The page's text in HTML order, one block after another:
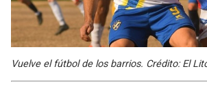
Vuelve el fútbol de los barrios. Crédito: El